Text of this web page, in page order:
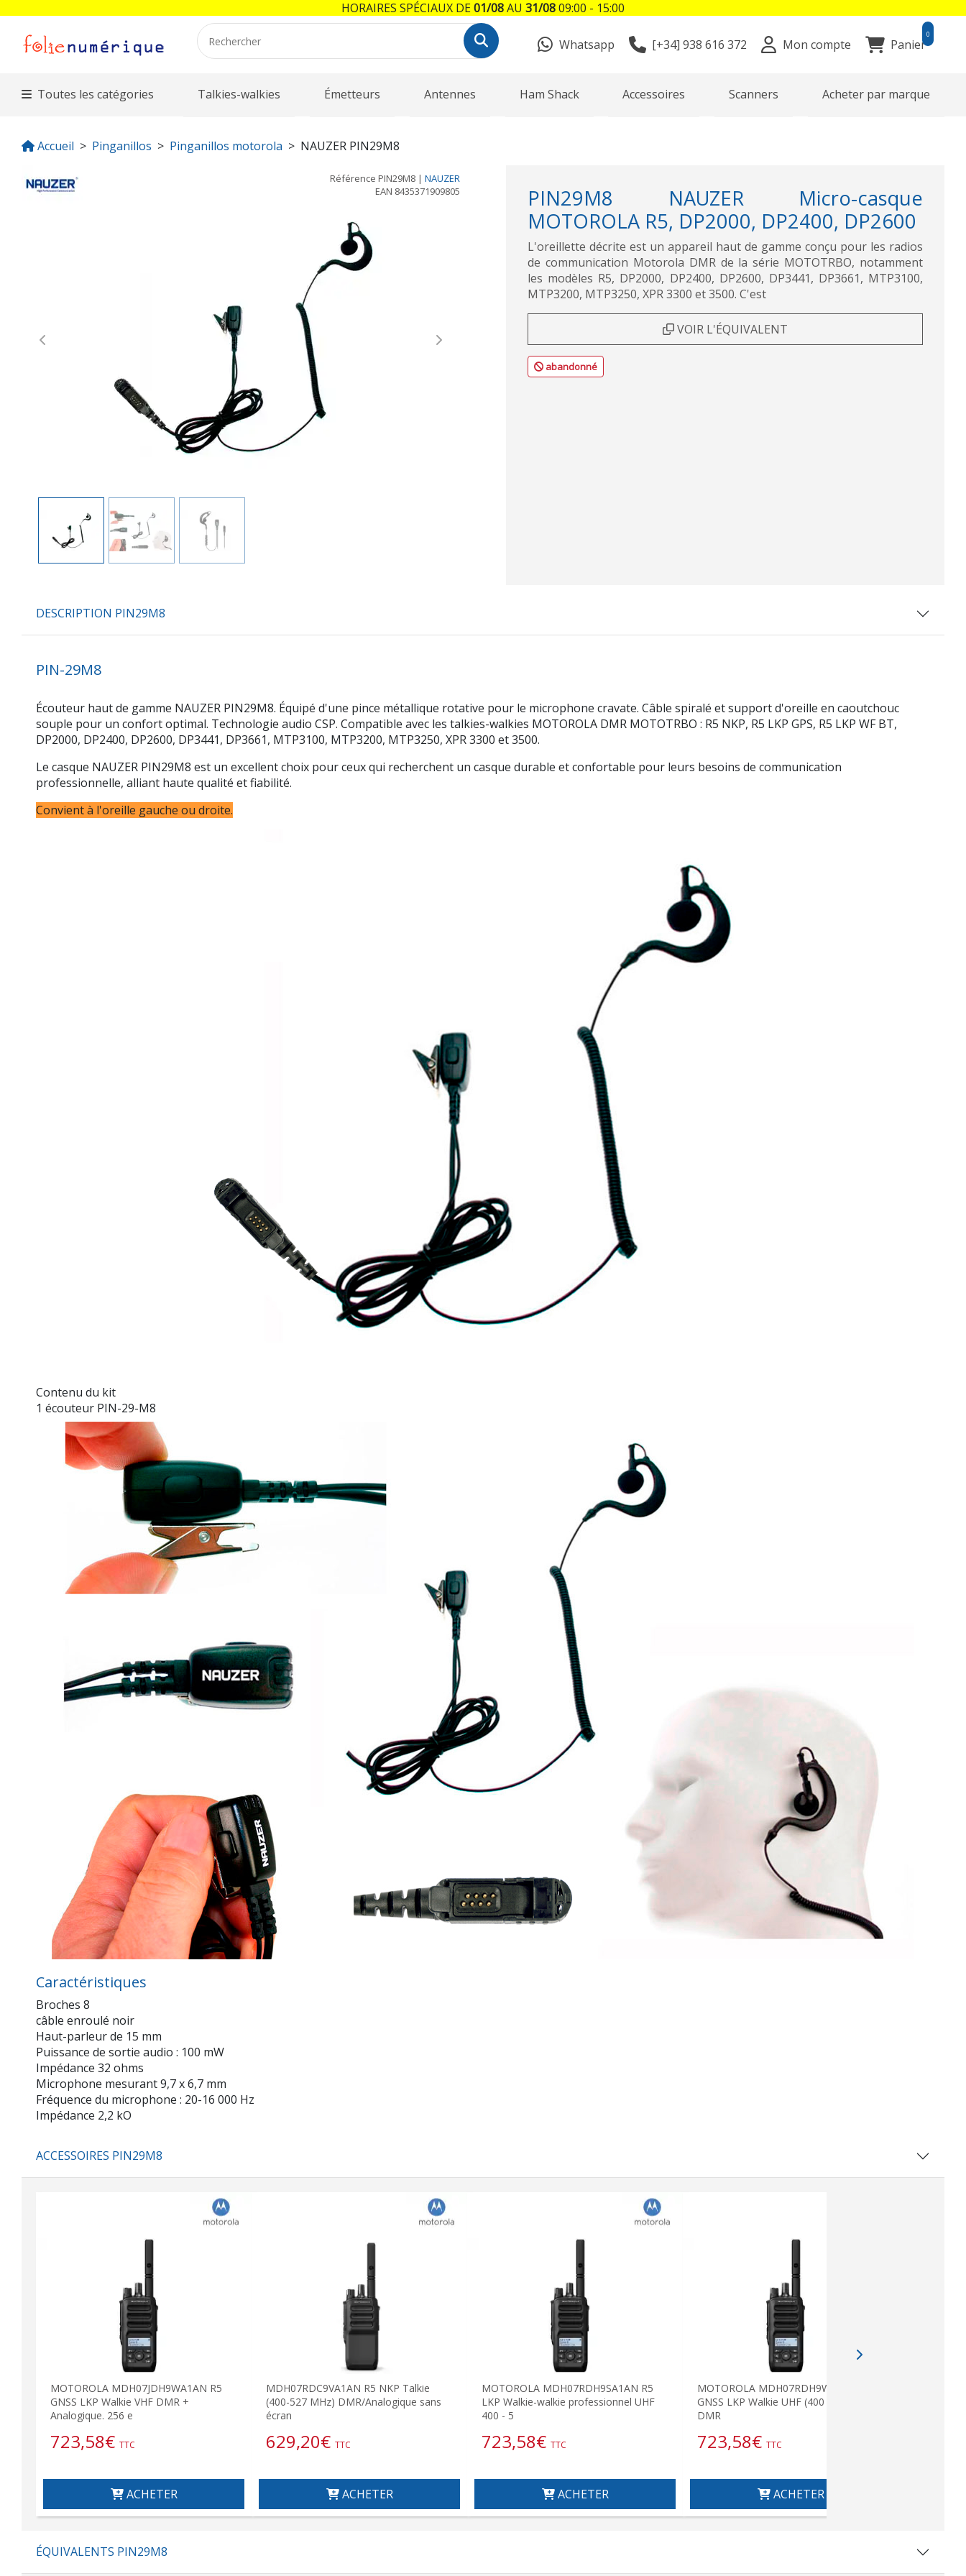
Whatsapp [+34] 938 616 372 Mon compte Panier
0
Toutes les catégories Talkies-walkies Émetteurs Antennes Ham Shack Accessoires Scanners Acheter par marque
Accueil Pinganillos Pinganillos motorola NAUZER PIN29M8
Référence PIN29M8 | NAUZER
EAN 8435371909805
Previous Next
PIN29M8 NAUZER Micro-casque
MOTOROLA R5, DP2000, DP2400, DP2600
L'oreillette décrite est un appareil haut de gamme conçu pour les radios
de communication Motorola DMR de la série MOTOTRBO, notamment
les modèles R5, DP2000, DP2400, DP2600, DP3441, DP3661, MTP3100,
MTP3200, MTP3250, XPR 3300 et 3500. C'est
VOIR L'ÉQUIVALENT
abandonné
DESCRIPTION PIN29M8
PIN-29M8
Écouteur haut de gamme NAUZER PIN29M8. Équipé d'une pince métallique rotative pour le microphone cravate. Câble spiralé et support d'oreille en caoutchouc
souple pour un confort optimal. Technologie audio CSP. Compatible avec les talkies-walkies MOTOROLA DMR MOTOTRBO : R5 NKP, R5 LKP GPS, R5 LKP WF BT,
DP2000, DP2400, DP2600, DP3441, DP3661, MTP3100, MTP3200, MTP3250, XPR 3300 et 3500.
Le casque NAUZER PIN29M8 est un excellent choix pour ceux qui recherchent un casque durable et confortable pour leurs besoins de communication
professionnelle, alliant haute qualité et fiabilité.
Convient à l'oreille gauche ou droite.
Contenu du kit
1 écouteur PIN-29-M8
Caractéristiques
Broches 8
câble enroulé noir
Haut-parleur de 15 mm
Puissance de sortie audio : 100 mW
Impédance 32 ohms
Microphone mesurant 9,7 x 6,7 mm
Fréquence du microphone : 20-16 000 Hz
Impédance 2,2 kO
ACCESSOIRES PIN29M8
MOTOROLA MDH07JDH9WA1AN R5
GNSS LKP Walkie VHF DMR +
Analogique. 256 e
723,58€ TTC
ACHETER
MDH07RDC9VA1AN R5 NKP Talkie
(400-527 MHz) DMR/Analogique sans
écran
629,20€ TTC
ACHETER
MOTOROLA MDH07RDH9SA1AN R5
LKP Walkie-walkie professionnel UHF
400 - 5
723,58€ TTC
ACHETER
MOTOROLA MDH07RDH9WA1AN R5
GNSS LKP Walkie UHF (400 - 527 Mhz)
DMR
723,58€ TTC
ACHETER
ÉQUIVALENTS PIN29M8
HORAIRES SPÉCIAUX DE01/08AU 31/0809:00 - 15:00